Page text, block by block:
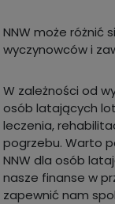
NNW może różnić
wyczynowców i
W zależności od
osób latających
leczenia,
pogrzebu. Warto
NNW dla osób
nasze finanse w
zapewnić nam